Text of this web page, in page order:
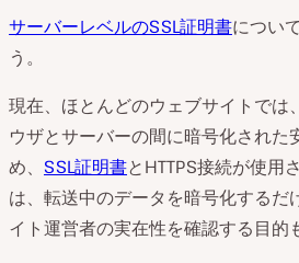
サーバーレベルのSSL証明書につい
う。
現在、ほとんどのウェブサイトでは
ウザとサーバーの間に暗号化された
め、 SSL証明書とHTTPS接続が使用
は、転送中のデータを暗号化するだ
イト運営者の実在性を確認する目的